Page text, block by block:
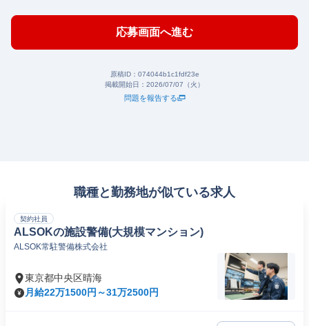
応募画面へ進む
原稿ID： 074044b1c1fdf23e
掲載開始日： 2026/07/07（火）
問題を報告する
職種と勤務地が似ている求人
契約社員
ALSOKの施設警備(大規模マンション)
ALSOK常駐警備株式会社
東京都中央区晴海
月給22万1500円～31万2500円